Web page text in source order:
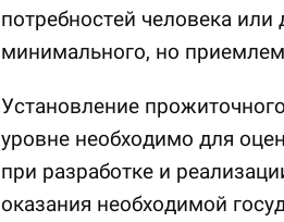
потребностей человека
минимального, но
Установление
уровне необходимо для
при разработке и
оказания необходимой